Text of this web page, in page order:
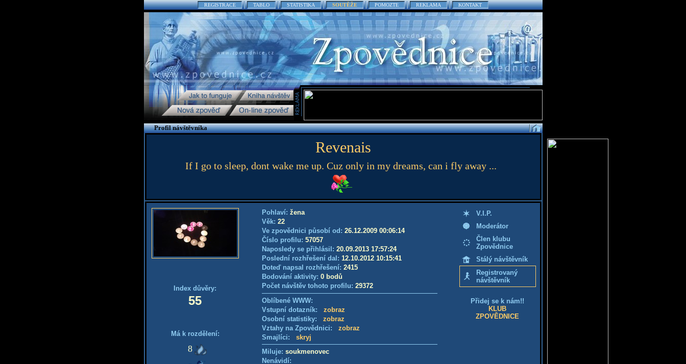
REGISTRACE TABLO STATISTIKA SOUTĚŽE POMOZTE REKLAMA KONTAKT
Profil návštěvníka
Revenais
If I go to sleep, dont wake me up. Cuz only in my dreams, can i fly away ...
Index důvěry:
55
Má k rozdělení:
8
Pohlaví: žena
Věk: 22
Ve zpovědnici působí od: 26.12.2009 00:06:14
Číslo profilu: 57057
Naposledy se přihlásil: 20.09.2013 17:57:24
Poslední rozhřešení dal: 12.10.2012 10:15:41
Doteď napsal rozhřešení: 2415
Bodování aktivity: 0 bodů
Počet návštěv tohoto profilu: 29372
Oblíbené WWW:
Vstupní dotazník: zobraz
Osobní statistiky: zobraz
Vztahy na Zpovědnici: zobraz
Smajlíci: skryj
Miluje: soukmenovec
Nenávidí:
V.I.P.
Moderátor
Člen klubu
Zpovědnice
Stálý návštěvník
Registrovaný
návštěvník
Přidej se k nám!!
KLUB
ZPOVĚDNICE